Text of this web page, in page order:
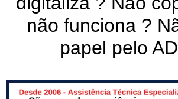
não funciona ?
papel pelo